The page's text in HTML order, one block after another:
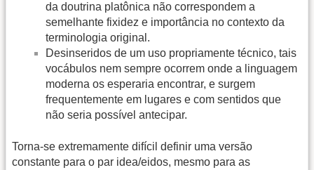
da doutrina platônica não correspondem a
semelhante fixidez e importância no contexto da
terminologia original.
Desinseridos de um uso propriamente técnico, tais
vocábulos nem sempre ocorrem onde a linguagem
moderna os esperaria encontrar, e surgem
frequentemente em lugares e com sentidos que
não seria possível antecipar.
Torna-se extremamente difícil definir uma versão
constante para o par idea/eidos, mesmo para as